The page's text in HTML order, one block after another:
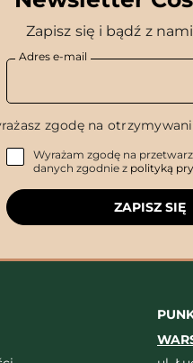
Zapisz się i bądź z
Adres e-mail
zgodę na
Wyrażam zgodę na
danych zgodnie z polityką
ZAPISZ SIĘ